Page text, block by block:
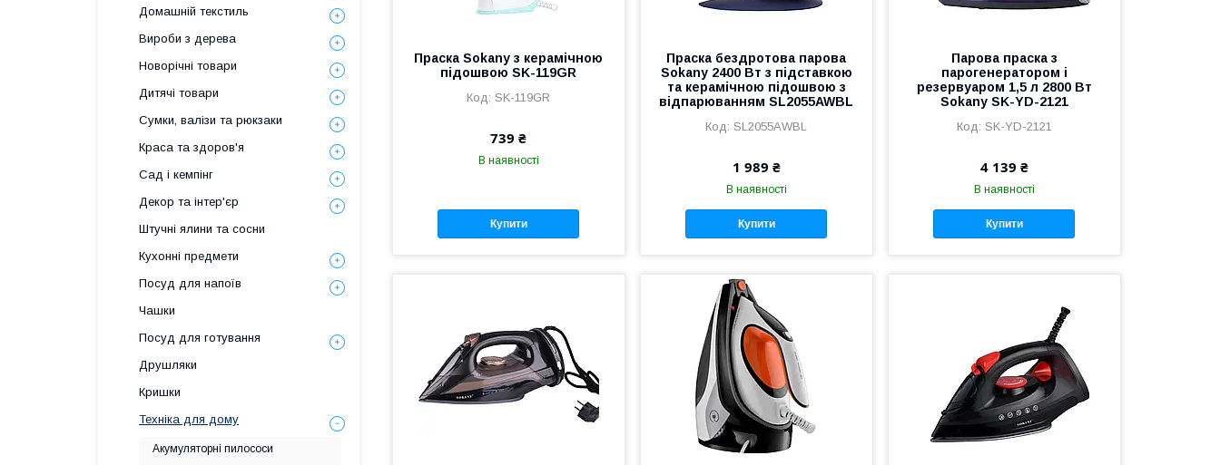
Праска Sokany з керамічною
підошвою SK-119GR
SK-119GR
739 ₴
В наявності
Купити
Праска бездротова парова
Sokany 2400 Вт з підставкою
та керамічною підошвою з
відпарюванням SL2055AWBL
SL2055AWBL
1 989 ₴
В наявності
Купити
Парова праска з
парогенератором і
резервуаром 1,5 л 2800 Вт
Sokany SK-YD-2121
SK-YD-2121
4 139 ₴
В наявності
Купити
Домашній текстиль
Вироби з дерева
Новорічні товари
Дитячі товари
Сумки, валізи та рюкзаки
Краса та здоров'я
Сад і кемпінг
Декор та інтер'єр
Штучні ялини та сосни
Кухонні предмети
Посуд для напоїв
Чашки
Посуд для готування
Друшляки
Кришки
Техніка для дому
Акумуляторні пилососи